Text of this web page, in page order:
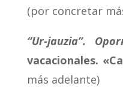
(por concretar
“Ur-jauzia”.
vacacionales.
más adelante)